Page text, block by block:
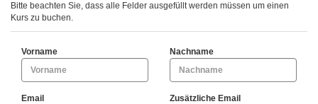
Bitte beachten Sie, dass alle Felder ausgefüllt werden müssen um einen
Kurs zu buchen.
Vorname Nachname
Email Zusätzliche Email